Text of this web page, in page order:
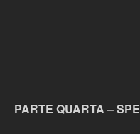
PARTE QUARTA –